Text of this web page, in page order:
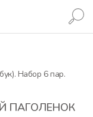
Набор 6 пар.
ПАГОЛЕНОК